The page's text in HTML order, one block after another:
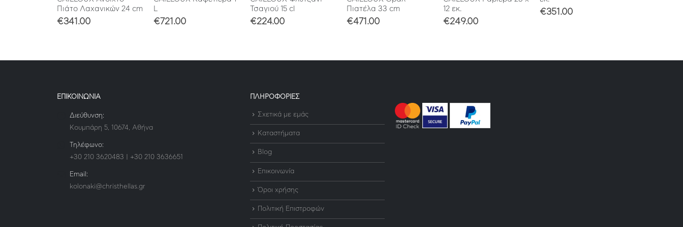
Πιάτο Λαχανικών 24 cm
€341.00 €721.00
Τσαγιού 15 cl
€224.00
Πιατέλα 33 cm
€471.00
12 εκ.
€249.00
€351.00
ΕΠΙΚΟΙΝΩΝΙΑ
Διεύθυνση:
Κουμπάρη 5, 10674, Αθήνα
Τηλέφωνο:
+30 210 3620483 | +30 210 3636651
Email:
kolonaki@christhellas.gr
ΠΛΗΡΟΦΟΡΙΕΣ
Σχετικά με εμάς
Καταστήματα
Blog
Επικοινωνία
Όροι χρήσης
Πολιτική Επιστροφών